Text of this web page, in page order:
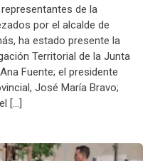
de la
por el alcalde de
ha estado presente la
Territorial de la Junta
Fuente; el presidente
José María Bravo;
[…]